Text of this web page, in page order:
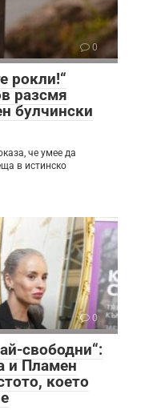
0
рокли!“
разсмя
булчински
че умее да
в истинско
0
свободни“:
и Пламен
което